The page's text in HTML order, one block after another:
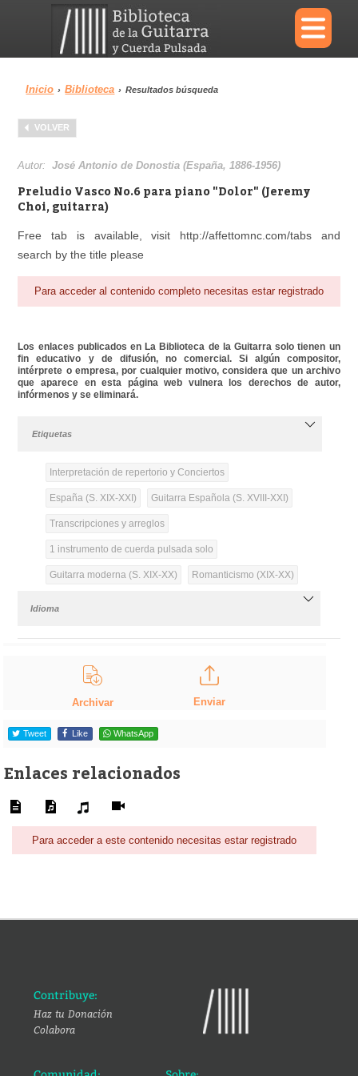
×
Menu
Biblioteca Diccionario
Inicio › Biblioteca › Resultados búsqueda
VOLVER
Autor:José Antonio de Donostia (España, 1886-1956)
Preludio Vasco No.6 para piano "Dolor" (Jeremy
Choi, guitarra)
Free tab is available, visit http://affettomnc.com/tabs and
search by the title please
Para acceder al contenido completo necesitas estar registrado
Los enlaces publicados en La Biblioteca de la Guitarra solo tienen un
fin educativo y de difusión, no comercial. Si algún compositor,
intérprete o empresa, por cualquier motivo, considera que un archivo
que aparece en esta página web vulnera los derechos de autor,
infórmenos y se eliminará.
Etiquetas
Interpretación de repertorio y Conciertos
España (S. XIX-XXI) Guitarra Española (S. XVIII-XXI)
Transcripciones y arreglos
1 instrumento de cuerda pulsada solo
Guitarra moderna (S. XIX-XX) Romanticismo (XIX-XX)
Idioma
Archivar Enviar
Tweet Like WhatsApp
Enlaces relacionados
Para acceder a este contenido necesitas estar registrado
Contribuye:
Haz tu Donación
Colabora